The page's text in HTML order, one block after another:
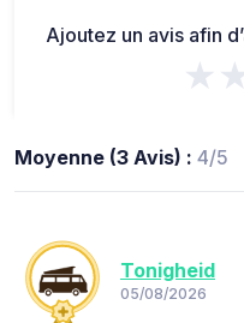
Ajoutez un avis afin
Moyenne (3 Avis) : 4/5
Tonigheid
05/08/2026